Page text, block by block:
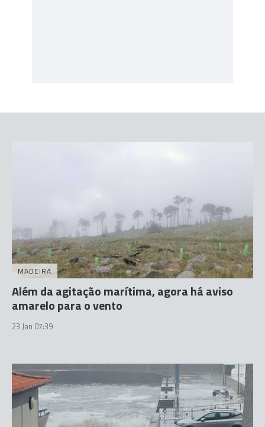
MADEIRA
Além da agitação marítima, agora há aviso
amarelo para o vento
23 Jan 07:39